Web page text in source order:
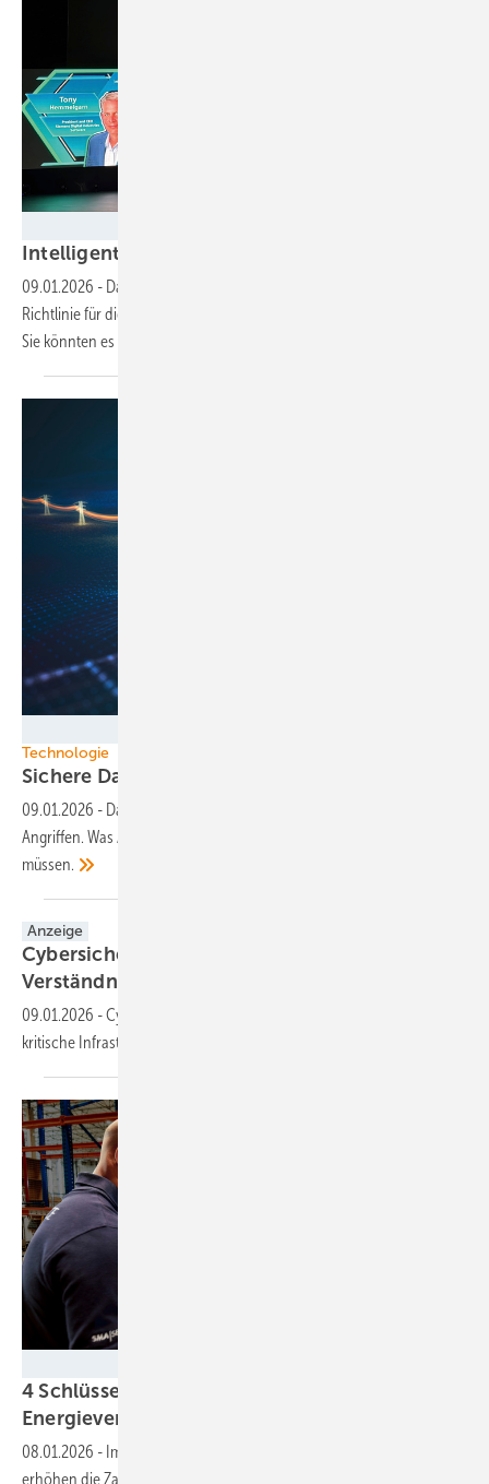
Intel ligente
09.01.2026 - Das neue NIS-2-Gesetz zur Umsetzung der Europa-
Richtlinie für digitale Sicherheit verpflichtet mehr Grünstromerzeuger.
Sie könnten es
Technologie
Sichere Daten für grünen
09.01.2026 - Das NIS-2-Gesetz schützt das elektrische System vor ­
Angriffen. Was Akteure der Wind- und Solar­branche nun leisten
müssen.
Anzeige
Cybersicherheit erfordert ein gemeinsames
Verständnis
09.01.2026 -Cybersecurity-Experte Marcus Geiger, TÜV SÜD, über
kritische Infrastruktur der
4 Schlüsselfaktoren für die Cybersicherheit der
Energieversorgung
08.01.2026 - Immer mehr Solaranlagen und Batteriespeicher
erhöhen die Zahl der Einfallstore für Hacker. Denn nicht nur ein